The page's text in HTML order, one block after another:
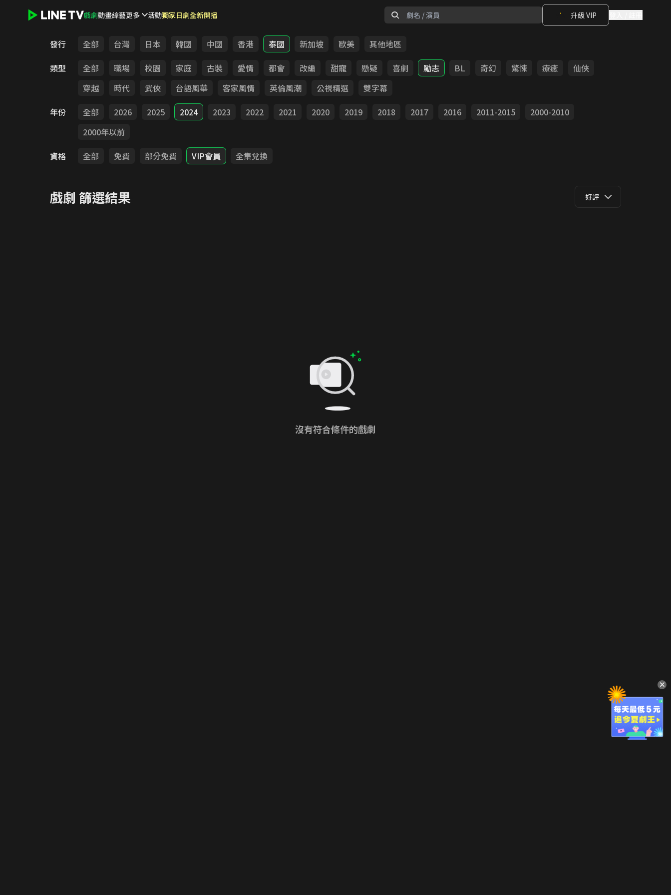
戲劇動畫綜藝更多 活動獨家日劇全新開播 升級 VIP
發行 全部 台灣 日本 韓國 中國 香港 泰國 新加坡 歐美
其他地區
類型
全部 職場 校園 家庭 古裝 愛情 都會 改編 甜寵 懸疑 喜劇 勵志 BL 奇幻 驚悚 療癒
仙俠
穿越
時代 武俠 台語風華 客家風情 英倫風潮 公視精選
雙字幕
年份
全部 2026 2025 2024 2023 2022 2021 2020 2019 2018 2017 2016 2011-2015
2000-2010
2000年以前
資格
全部 免費 部分免費 VIP會員 全集兌換
戲劇 篩選結果 好評
沒有符合條件的戲劇